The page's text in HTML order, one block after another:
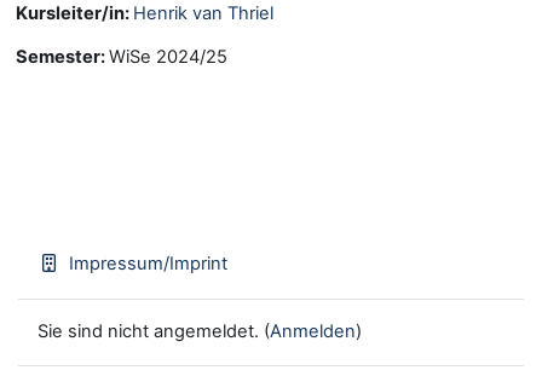
Kursleiter/in: Henrik van Thriel
Semester:WiSe 2024/25
Impressum/Imprint
Sie sind nicht angemeldet. (Anmelden)